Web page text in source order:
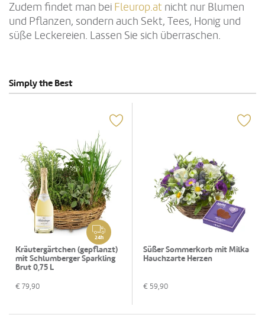
Zudem findet man bei Fleurop.at nicht nur Blumen
und Pflanzen, sondern auch Sekt, Tees, Honig und
süße Leckereien. Lassen Sie sich überraschen.
Simply the Best
24h
Kräutergärtchen (gepflanzt)
mit Schlumberger Sparkling
Brut 0,75 L
€ 79,90
Süßer Sommerkorb mit Milka
Hauchzarte Herzen
€ 59,90